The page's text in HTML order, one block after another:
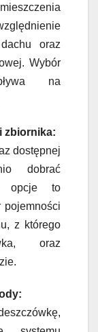
oraz
Wybór
na
zbiornika:
dostępnej
dobrać
opcje to
pojemności
z którego
oraz